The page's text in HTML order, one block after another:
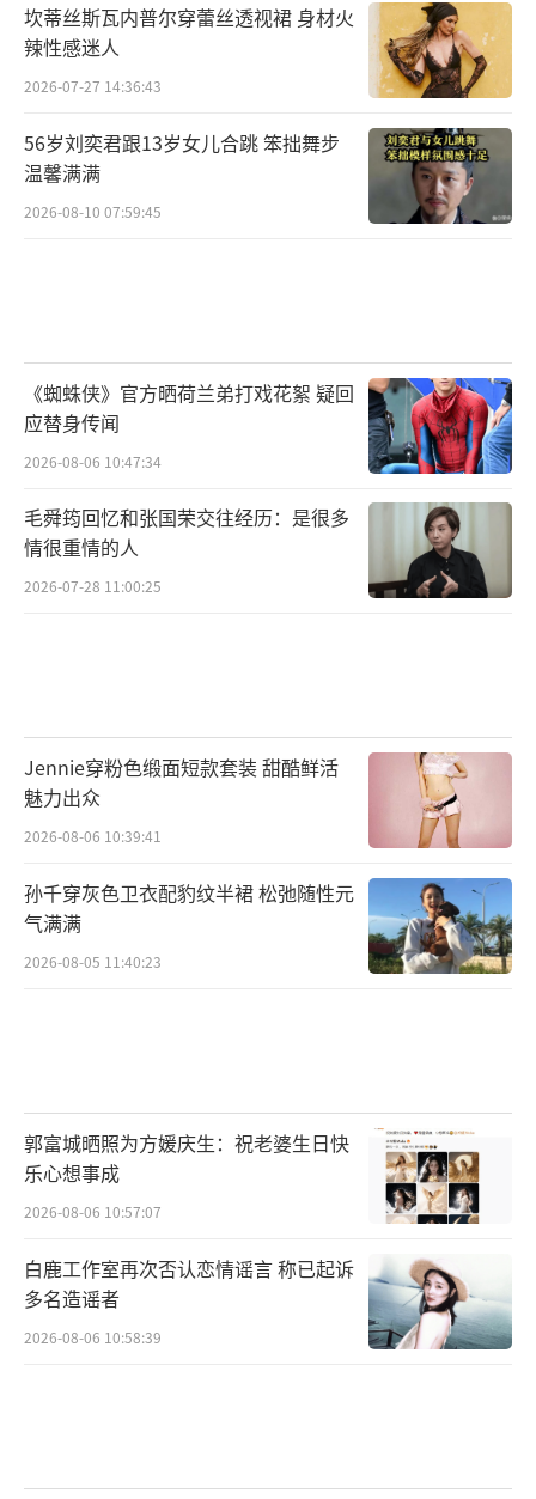
坎蒂丝斯瓦内普尔穿蕾丝透视裙 身材火
辣性感迷人
2026-07-27 14:36:43
56岁刘奕君跟13岁女儿合跳 笨拙舞步
温馨满满
2026-08-10 07:59:45
《蜘蛛侠》官方晒荷兰弟打戏花絮 疑回
应替身传闻
2026-08-06 10:47:34
毛舜筠回忆和张国荣交往经历：是很多
情很重情的人
2026-07-28 11:00:25
Jennie穿粉色缎面短款套装 甜酷鲜活
魅力出众
2026-08-06 10:39:41
孙千穿灰色卫衣配豹纹半裙 松弛随性元
气满满
2026-08-05 11:40:23
郭富城晒照为方媛庆生：祝老婆生日快
乐心想事成
2026-08-06 10:57:07
白鹿工作室再次否认恋情谣言 称已起诉
多名造谣者
2026-08-06 10:58:39